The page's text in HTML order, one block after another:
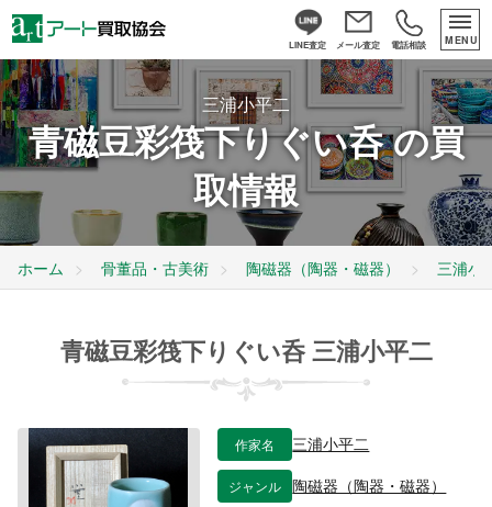
LINE査定 メール査定 電話相談 MENU
三浦小平二
青磁豆彩筏下りぐい呑 の買
取情報
ホーム 骨董品・古美術 陶磁器（陶器・磁器） 三浦小
青磁豆彩筏下りぐい呑 三浦小平二
作家名 三浦小平二
ジャンル 陶磁器（陶器・磁器）